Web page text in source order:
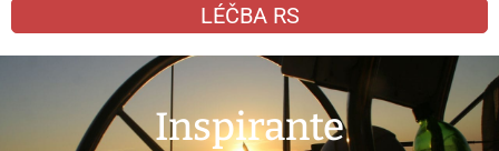
LÉČBA RS
Inspirante